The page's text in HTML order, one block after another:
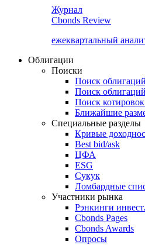
Журнал
Cbonds Review
ежеквартальный
Облигации
Поиски
Поиск
Поиск
Поиск
Ближайшие
Специальные разделы
Кривые
Best bid/ask
ЦФА
ESG
Сукук
Ломбардные
Участники рынка
Рэнкинги
Cbonds Pages
Cbonds Awards
Опросы